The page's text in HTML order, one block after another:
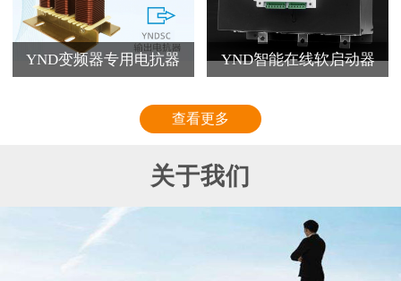
YND变频器专用电抗器 YND智能在线软启动器
查看更多
关于我们